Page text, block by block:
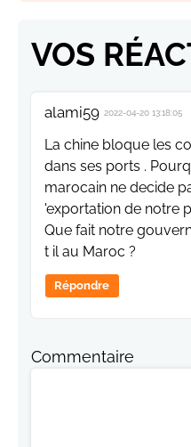
VOS
alami59 2022-04-20 13:18:05
La chine bloque les
dans ses ports .
marocain ne decide
'exportation de notre
Que fait notre
t il au Maroc ?
Répondre
Commentaire